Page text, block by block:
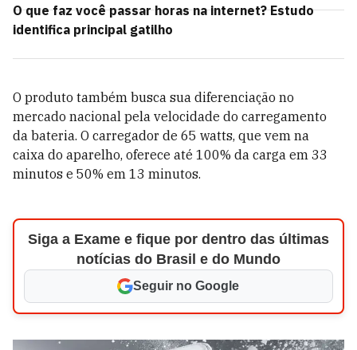
O que faz você passar horas na internet? Estudo
identifica principal gatilho
O produto também busca sua diferenciação no
mercado nacional pela velocidade do carregamento
da bateria. O carregador de 65 watts, que vem na
caixa do aparelho, oferece até 100% da carga em 33
minutos e 50% em 13 minutos.
Siga a Exame e fique por dentro das últimas
notícias do Brasil e do Mundo
Seguir no Google